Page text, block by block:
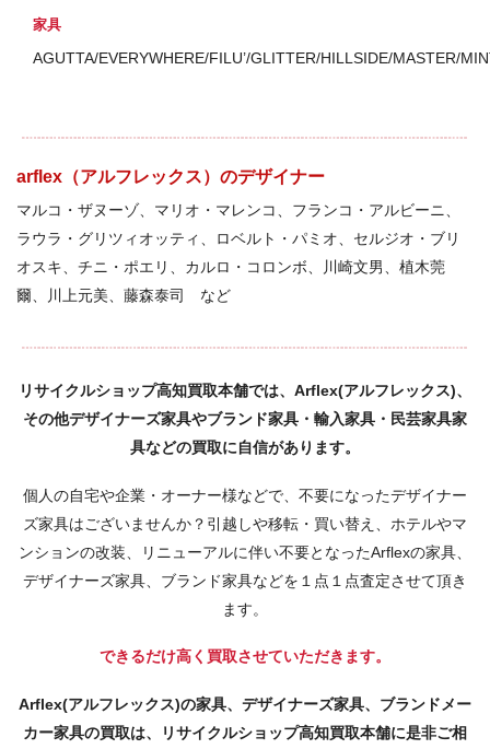
家具
AGUTTA/EVERYWHERE/FILU’/GLITTER/HILLSIDE/MASTER/
arflex（アルフレックス）のデザイナー
マルコ・ザヌーゾ、マリオ・マレンコ、フランコ・アルビーニ、
ラウラ・グリツィオッティ、ロベルト・パミオ、セルジオ・ブリ
オスキ、チニ・ポエリ、カルロ・コロンボ、川崎文男、植木莞
爾、川上元美、藤森泰司 など
リサイクルショップ高知買取本舗では、Arflex(アルフレックス)、
その他デザイナーズ家具やブランド家具・輸入家具・民芸家具家
具などの買取に自信があります。
個人の自宅や企業・オーナー様などで、不要になったデザイナー
ズ家具はございませんか？引越しや移転・買い替え、ホテルやマ
ンションの改装、リニューアルに伴い不要となったArflexの家具、
デザイナーズ家具、ブランド家具などを１点１点査定させて頂き
ます。
できるだけ高く買取させていただきます。
Arflex(アルフレックス)の家具、デザイナーズ家具、ブランドメー
カー家具の買取は、リサイクルショップ高知買取本舗に是非ご相